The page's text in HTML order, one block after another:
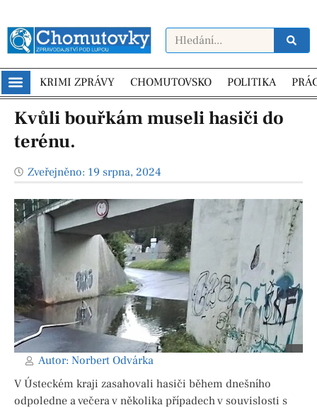
KRIMI ZPRÁVY CHOMUTOVSKO POLITIKA
Kvůli bouřkám museli hasiči do
terénu.
Zveřejněno: 19 srpna, 2024
Autor: Norbert Odvárka
V Ústeckém kraji zasahovali hasiči během dnešního
odpoledne a večera v několika případech v souvislosti s